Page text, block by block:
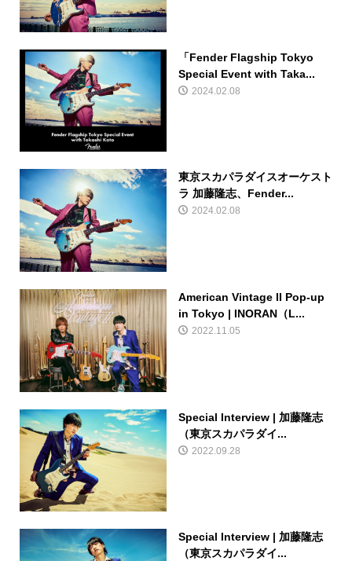
「Fender Flagship Tokyo
Special Event with Taka...
2024.02.08
東京スカパラダイスオーケスト
ラ 加藤隆志、Fender...
2024.02.08
American Vintage II Pop-up
in Tokyo | INORAN（L...
2022.11.05
Special Interview | 加藤隆志
（東京スカパラダイ...
2022.09.28
Special Interview | 加藤隆志
（東京スカパラダイ...